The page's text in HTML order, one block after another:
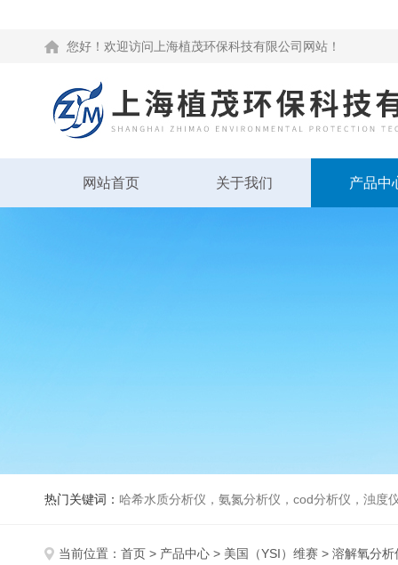
您好！欢迎访问上海植茂环保科技有限公司网站！
网站首页 关于我们 产品中
热门关键词： 哈希水质分析仪，氨氮分析仪，cod分析仪，浊度
当前位置： 首页 > 产品中心 > 美国（YSI）维赛 > 溶解氧分析